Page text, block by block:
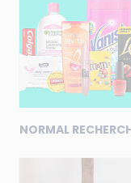
NORMAL